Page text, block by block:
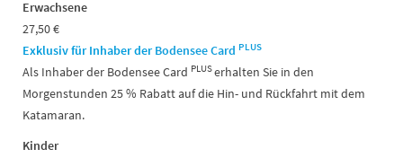
Erwachsene
27,50 €
Exklusiv für Inhaber derBodensee Card PLUS
Als Inhaber der Bodensee Card PLUSerhalten Sie in den
Morgenstunden 25 % Rabatt auf die Hin- und Rückfahrt mit dem
Katamaran.
Kinder